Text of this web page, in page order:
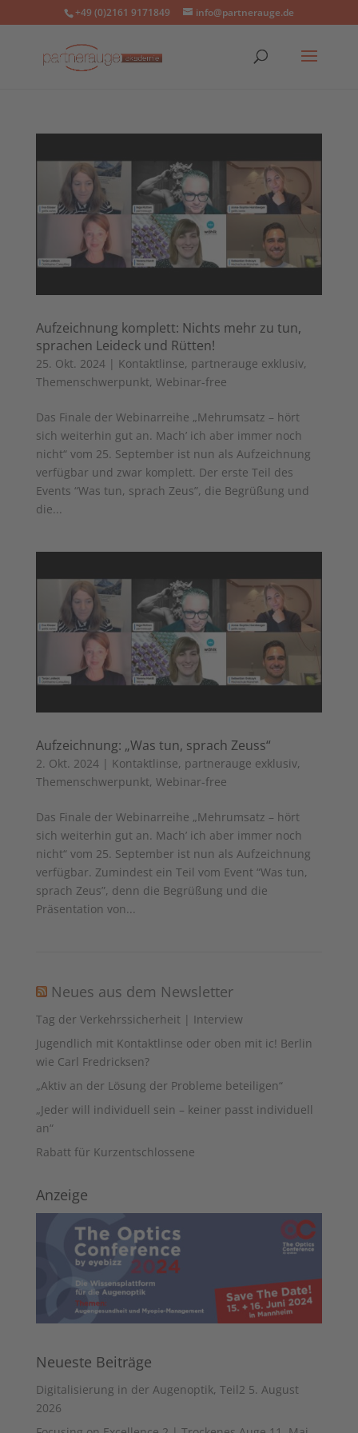
+49 (0)2161 9171849 info@partnerauge.de
Aufzeichnung komplett: Nichts mehr zu tun,
sprachen Leideck und Rütten!
25. Okt. 2024| Kontaktlinse, partnerauge exklusiv,
Themenschwerpunkt, Webinar-free
Das Finale der Webinarreihe „Mehrumsatz – hört
sich weiterhin gut an. Mach’ ich aber immer noch
nicht“ vom 25. September ist nun als Aufzeichnung
verfügbar und zwar komplett. Der erste Teil des
Events “Was tun, sprach Zeus”, die Begrüßung und
die...
Aufzeichnung: „Was tun, sprach Zeuss“
2. Okt. 2024| Kontaktlinse, partnerauge exklusiv,
Themenschwerpunkt, Webinar-free
Das Finale der Webinarreihe „Mehrumsatz – hört
sich weiterhin gut an. Mach’ ich aber immer noch
nicht“ vom 25. September ist nun als Aufzeichnung
verfügbar. Zumindest ein Teil vom Event “Was tun,
sprach Zeus”, denn die Begrüßung und die
Präsentation von...
Neues aus dem Newsletter
Tag der Verkehrssicherheit | Interview
Jugendlich mit Kontaktlinse oder oben mit ic! Berlin
wie Carl Fredricksen?
„Aktiv an der Lösung der Probleme beteiligen“
„Jeder will individuell sein – keiner passt individuell
an“
Rabatt für Kurzentschlossene
Anzeige
Neueste Beiträge
Digitalisierung in der Augenoptik, Teil2 5. August
2026